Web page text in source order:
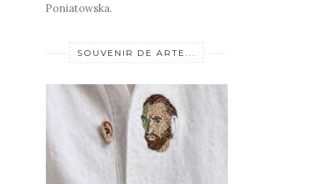
Poniatowska.
SOUVENIR DE ARTE...